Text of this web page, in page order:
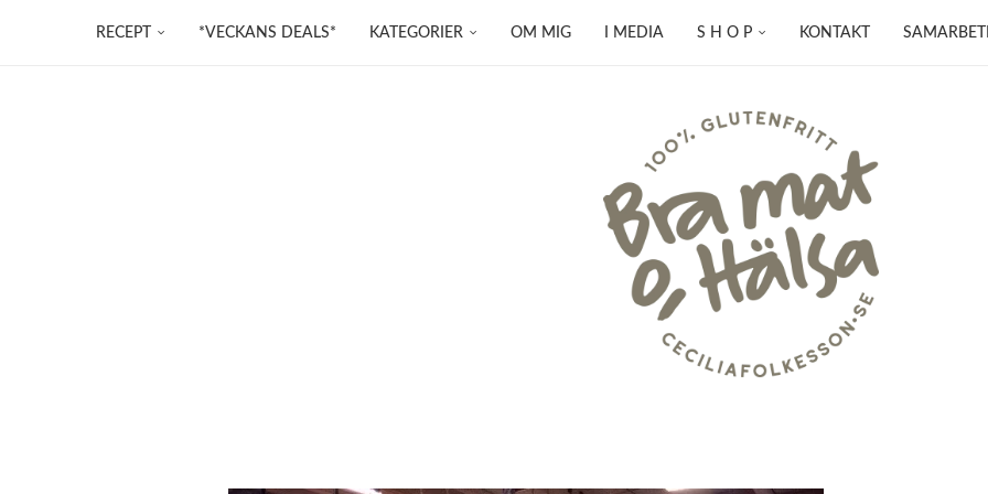
RECEPT *VECKANS DEALS* KATEGORIER OM MIG I MEDIA S H O P KONTAKT